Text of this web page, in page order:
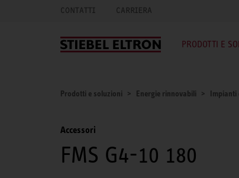
CONTATTI CARRIERA
PRODOTTI E
Prodotti e soluzioni Energie rinnovabili Impianti
Accessori
FMS G4-10 180